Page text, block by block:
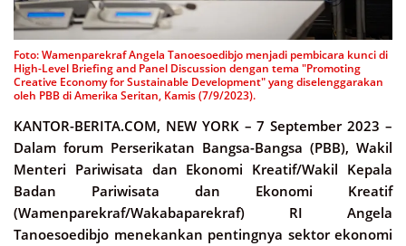
Foto: Wamenparekraf Angela Tanoesoedibjo menjadi pembicara kunci di
High-Level Briefing and Panel Discussion dengan tema "Promoting
Creative Economy for Sustainable Development" yang diselenggarakan
oleh PBB di Amerika Seritan, Kamis (7/9/2023).
KANTOR-BERITA.COM, NEW YORK – 7 September 2023 –
Dalam forum Perserikatan Bangsa-Bangsa (PBB), Wakil
Menteri Pariwisata dan Ekonomi Kreatif/Wakil Kepala
Badan Pariwisata dan Ekonomi Kreatif
(Wamenparekraf/Wakabaparekraf) RI Angela
Tanoesoedibjo menekankan pentingnya sektor ekonomi